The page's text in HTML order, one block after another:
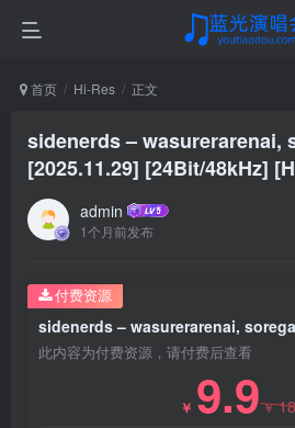
首页 Hi-Res 正文
sidenerds – wasurerarenai,
[2025.11.29] [24Bit/48kHz]
admin
1个月前发布
此内容为付费资源，请付费后查看
￥ 9.9￥
付费资源